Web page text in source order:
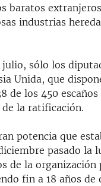
baratos
industrias
julio, sólo los
Unida, que
de los 450
la ratificación.
potencia que
pasado la
de la organización
fin a 18 años de